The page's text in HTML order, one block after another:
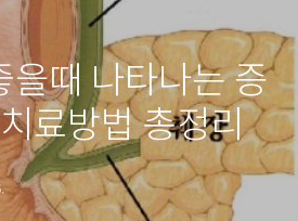
을때 나타나는 증
료방법 총정리